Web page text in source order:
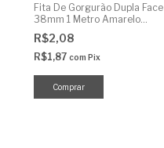
Fita De Gorgurão Dupla Face
38mm 1 Metro Amarelo
Vermelho
R$2,08
R$1,87 com Pix